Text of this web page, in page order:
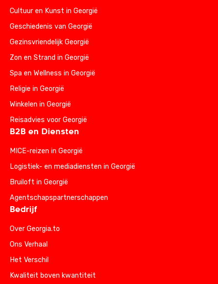
Cultuur en Kunst in Georgië
Geschiedenis van Georgië
Gezinsvriendelijk Georgië
Zon en Strand in Georgië
Spa en Wellness in Georgië
Religie in Georgië
Winkelen in Georgië
Reisadvies voor Georgië
B2B en Diensten
MICE-reizen in Georgië
Logistiek- en mediadiensten in Georgië
Bruiloft in Georgië
Agentschapspartnerschappen
Bedrijf
Over Georgia.to
Ons Verhaal
Het Verschil
Kwaliteit boven kwantiteit